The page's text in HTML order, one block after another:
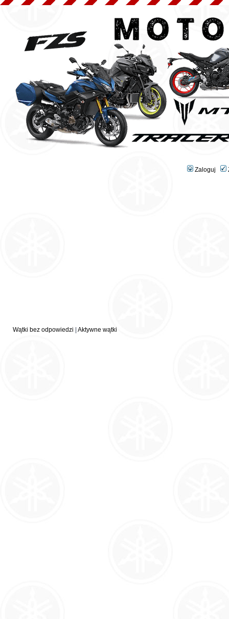
Zaloguj
Wątki bez odpowiedzi Aktywne wątki